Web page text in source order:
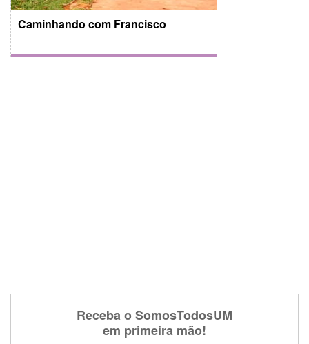
Caminhando com Francisco
Receba o SomosTodosUM
em primeira mão!